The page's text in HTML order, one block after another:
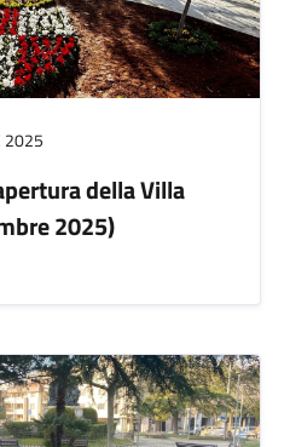
2025
della Villa
2025)